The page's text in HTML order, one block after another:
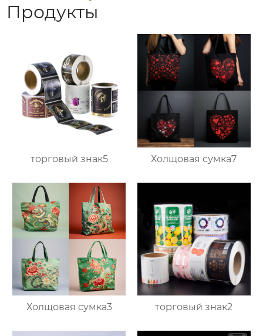
Продукты
торговый знак5 Холщовая сумка7
Холщовая сумка3 торговый знак2